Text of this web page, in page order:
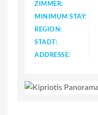
ZIMMER:
MINIMUM STAY:
REGION:
STADT:
ADDRESSE: